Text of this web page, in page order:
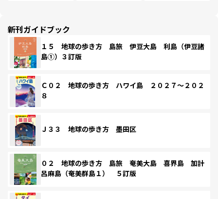
新刊ガイドブック
１５ 地球の歩き方 島旅 伊豆大島 利島（伊豆諸
島①）３訂版
Ｃ０２ 地球の歩き方 ハワイ島 ２０２７～２０２
８
Ｊ３３ 地球の歩き方 墨田区
０２ 地球の歩き方 島旅 奄美大島 喜界島 加計
呂麻島（奄美群島１） ５訂版